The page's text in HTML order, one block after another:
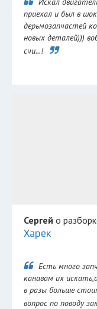
приехал и был в
дерьмозапчастей
новых деталей)))
счи...!
Сергей о
Харек
Есть много
канавам их
в разы больше
вопрос по поводу